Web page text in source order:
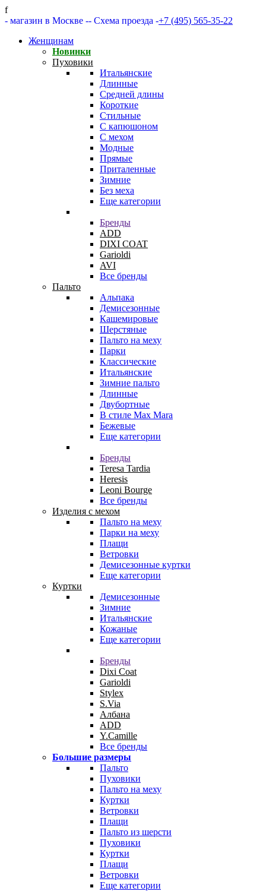
f
- магазин в Москве -- Схема проезда -+7 (495) 565-35-22
Женщинам
Новинки
Пуховики
Итальянские
Длинные
Средней длины
Короткие
Стильные
С капюшоном
С мехом
Модные
Прямые
Приталенные
Зимние
Без меха
Еще категории
Бренды
ADD
DIXI COAT
Garioldi
AVI
Все бренды
Пальто
Альпака
Демисезонные
Кашемировые
Шерстяные
Пальто на меху
Парки
Классические
Итальянские
Зимние пальто
Длинные
Двубортные
В стиле Max Mara
Бежевые
Еще категории
Бренды
Teresa Tardia
Heresis
Leoni Bourge
Все бренды
Изделия с мехом
Пальто на меху
Парки на меху
Плащи
Ветровки
Демисезонные куртки
Еще категории
Куртки
Демисезонные
Зимние
Итальянские
Кожаные
Еще категории
Бренды
Dixi Coat
Garioldi
Stylex
S.Via
Албана
ADD
Y.Camille
Все бренды
Большие размеры
Пальто
Пуховики
Пальто на меху
Куртки
Ветровки
Плащи
Пальто из шерсти
Пуховики
Куртки
Плащи
Ветровки
Еще категории